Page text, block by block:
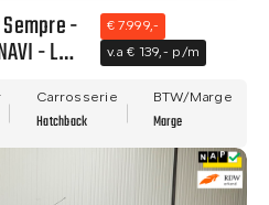
-
- LM
€ 7.999,-
v.a € 139,- p/m
Carrosserie
Hatchback
BTW/Marge
Marge